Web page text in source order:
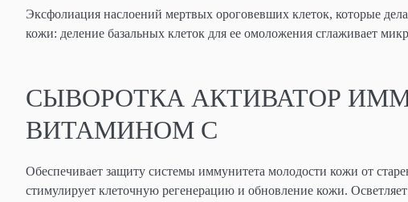
Эксфолиация наслоений мертвых ороговевших клеток, которые
кожи: деление базальных клеток для ее омоложения сглаживает
СЫВОРОТКА АКТИВАТОР
ВИТАМИНОМ С
Обеспечивает защиту системы иммунитета молодости кожи от
стимулирует клеточную регенерацию и обновление кожи.